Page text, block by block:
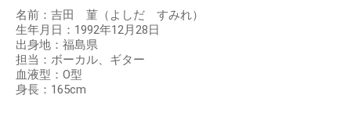
名前：吉田 菫（よしだ すみれ）
生年月日：1992年12月28日
出身地：福島県
担当：ボーカル、ギター
血液型：O型
身長：165cm